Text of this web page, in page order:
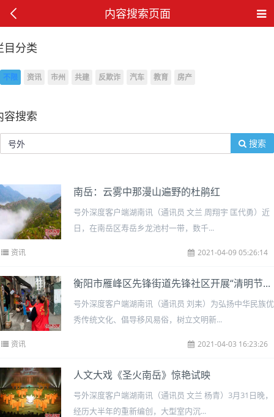
内容搜索页面
目分类
不限 资讯 市州 共建 反欺诈 汽车 教育 房产
容搜索
搜索
南岳：云雾中那漫山遍野的杜鹃红
号外深度客户端湖南讯（通讯员 文兰 周翔宇 匡代勇）近
日，在南岳区寿岳乡龙池村一带，数千...
资讯 2021-04-09 05:26:14
衡阳市雁峰区先锋街道先锋社区开展“清明节...
号外深度客户端湖南讯（通讯员 刘耒）为弘扬中华民族优
秀传统文化、倡导移风易俗，树立文明新...
资讯 2021-04-03 16:23:26
人文大戏《圣火南岳》惊艳试映
号外深度客户端湖南讯（通讯员 文兰 杨青）3月31日晚，
经历大半年的重新编创，大型室内沉...